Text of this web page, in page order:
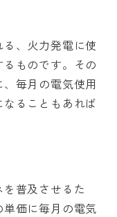
、火力発電に使
ものです。その
毎月の電気使用
ることもあれば
普及させるた
価に毎月の電気